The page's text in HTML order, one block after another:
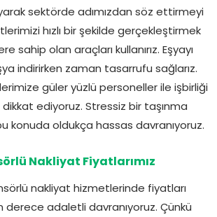
sektörde adımızdan söz ettirmeyi
hızlı bir şekilde gerçekleştirmek
sahip olan araçları kullanırız. Eşyayı
indirirken zaman tasarrufu sağlarız.
güler yüzlü personeller ile işbirliği
ediyoruz. Stressiz bir taşınma
konuda oldukça hassas davranıyoruz.
Nakliyat Fiyatlarımız
nakliyat hizmetlerinde fiyatları
derece adaletli davranıyoruz. Çünkü